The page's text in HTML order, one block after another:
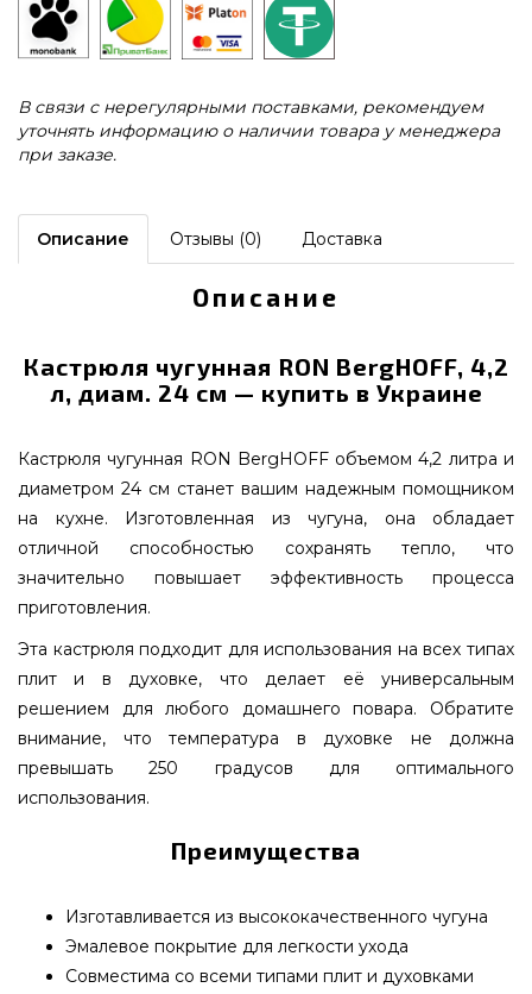
В связи с нерегулярными поставками, рекомендуем
уточнять информацию о наличии товара у менеджера
при заказе.
Описание Отзывы (0) Доставка
Описание
Кастрюля чугунная RON BergHOFF, 4,2
л, диам. 24 см — купить в Украине
Кастрюля чугунная RON BergHOFF объемом 4,2 литра и
диаметром 24 см станет вашим надежным помощником
на кухне. Изготовленная из чугуна, она обладает
отличной способностью сохранять тепло, что
значительно повышает эффективность процесса
приготовления.
Эта кастрюля подходит для использования на всех типах
плит и в духовке, что делает её универсальным
решением для любого домашнего повара. Обратите
внимание, что температура в духовке не должна
превышать 250 градусов для оптимального
использования.
Преимущества
Изготавливается из высококачественного чугуна
Эмалевое покрытие для легкости ухода
Совместима со всеми типами плит и духовками